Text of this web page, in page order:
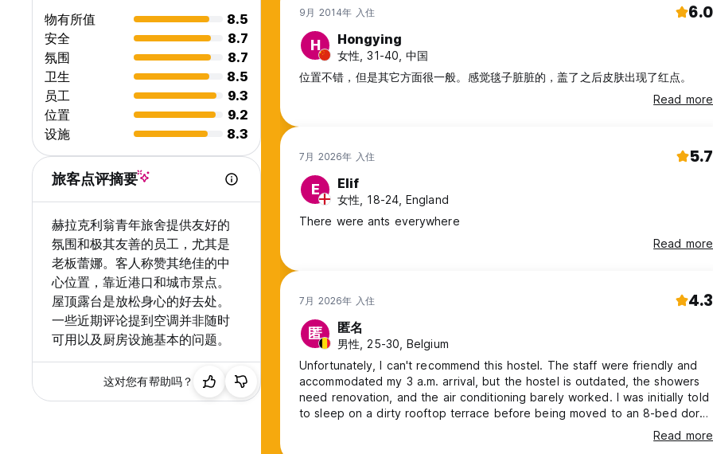
物有所值
8.5
安全
8.7
氛围
8.7
卫生
8.5
员工
9.3
位置
9.2
设施
8.3
旅客点评摘要
赫拉克利翁青年旅舍提供友好的
氛围和极其友善的员工，尤其是
老板蕾娜。客人称赞其绝佳的中
心位置，靠近港口和城市景点。
屋顶露台是放松身心的好去处。
一些近期评论提到空调并非随时
可用以及厨房设施基本的问题。
这对您有帮助吗？
9月 2014年 入住 6.0
H Hongying
女性, 31-40, 中国
位置不错，但是其它方面很一般。感觉毯子脏脏的，盖了之后皮肤出现了红点。
Read more
7月 2026年 入住 5.7
E Elif
女性, 18-24, England
There were ants everywhere
Read more
7月 2026年 入住 4.3
匿 匿名
男性, 25-30, Belgium
Unfortunately, I can't recommend this hostel. The staff were friendly and
accommodated my 3 a.m. arrival, but the hostel is outdated, the showers
need renovation, and the air conditioning barely worked. I was initially told
to sleep on a dirty rooftop terrace before being moved to an 8-bed dorm
instead of the 6-bed dorm I booked. After two sleepless nights, I decided
Read more